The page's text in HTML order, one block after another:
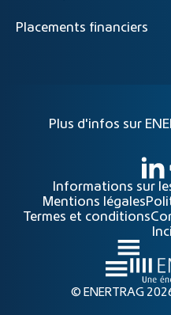
Placements financiers
© ENERTRAG
Plus d'infos sur
Informations sur
Mentions légales
Termes et conditions